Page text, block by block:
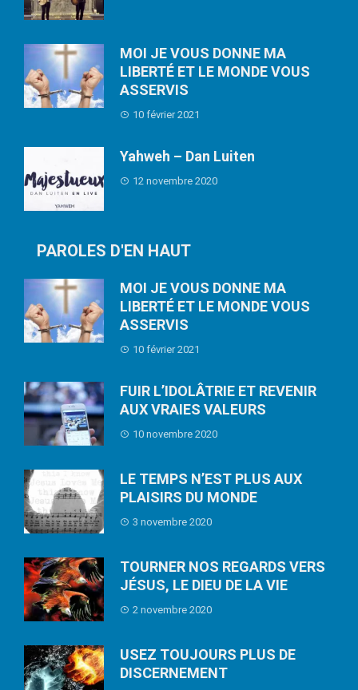
MOI JE VOUS DONNE MA
LIBERTÉ ET LE MONDE VOUS
ASSERVIS
10 février 2021
Yahweh – Dan Luiten
12 novembre 2020
PAROLES D'EN HAUT
MOI JE VOUS DONNE MA
LIBERTÉ ET LE MONDE VOUS
ASSERVIS
10 février 2021
FUIR L’IDOLÂTRIE ET REVENIR
AUX VRAIES VALEURS
10 novembre 2020
LE TEMPS N’EST PLUS AUX
PLAISIRS DU MONDE
3 novembre 2020
TOURNER NOS REGARDS VERS
JÉSUS, LE DIEU DE LA VIE
2 novembre 2020
USEZ TOUJOURS PLUS DE
DISCERNEMENT